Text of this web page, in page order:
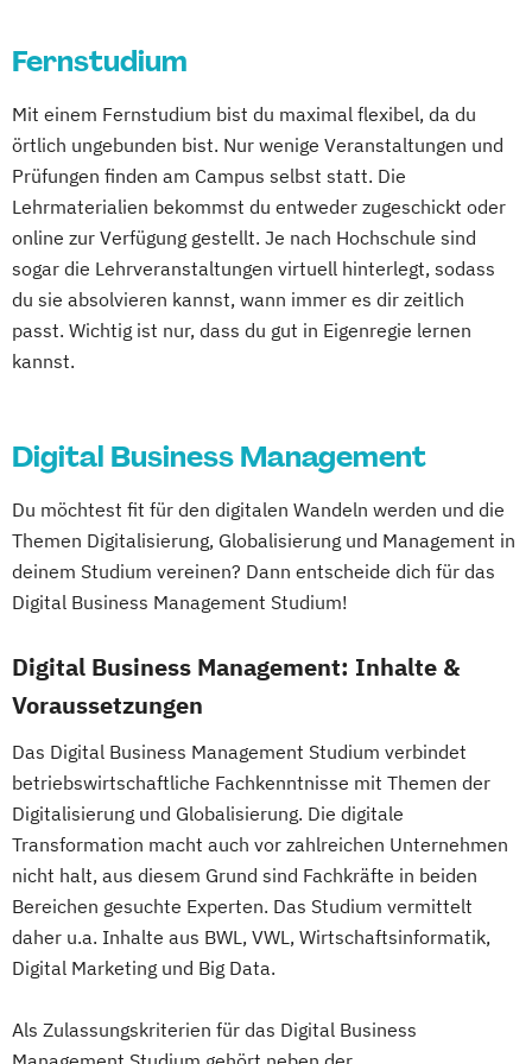
International Business Administration
Personalmanagement und Corporate
Learning
Rechnungswesen für das Management
Strategische Unternehmensplanung und
Financial Modeling
Unternehmensführung
Fernstudium
Mit einem Fernstudium bist du maximal flexibel, da du
örtlich ungebunden bist. Nur wenige Veranstaltungen und
Prüfungen finden am Campus selbst statt. Die
Lehrmaterialien bekommst du entweder zugeschickt oder
online zur Verfügung gestellt. Je nach Hochschule sind
sogar die Lehrveranstaltungen virtuell hinterlegt, sodass
du sie absolvieren kannst, wann immer es dir zeitlich
passt. Wichtig ist nur, dass du gut in Eigenregie lernen
kannst.
Digital Business Management
Du möchtest fit für den digitalen Wandeln werden und die
Themen Digitalisierung, Globalisierung und Management in
deinem Studium vereinen? Dann entscheide dich für das
Digital Business Management Studium!
Digital Business Management: Inhalte &
Voraussetzungen
Das Digital Business Management Studium verbindet
betriebswirtschaftliche Fachkenntnisse mit Themen der
Digitalisierung und Globalisierung. Die digitale
Transformation macht auch vor zahlreichen Unternehmen
nicht halt, aus diesem Grund sind Fachkräfte in beiden
Bereichen gesuchte Experten. Das Studium vermittelt
daher u.a. Inhalte aus BWL, VWL, Wirtschaftsinformatik,
Digital Marketing und Big Data.
Als Zulassungskriterien für das Digital Business